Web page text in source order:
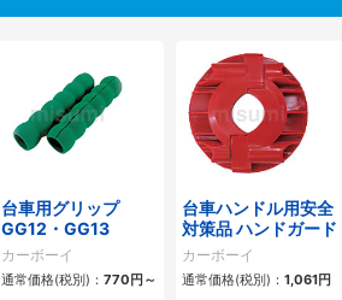
台車用グリップ
GG12・GG13
カーボーイ
通常価格(税別)： 770円 ～
台車ハンドル用安全
対策品 ハンドガード
カーボーイ
通常価格(税別)： 1,061円